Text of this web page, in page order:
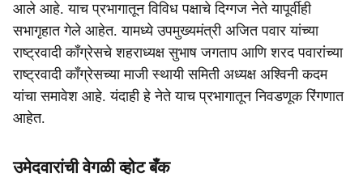
आले आहे. याच प्रभागातून विविध पक्षाचे दिग्गज नेते यापूर्वीही
सभागृहात गेले आहेत. यामध्ये उपमुख्यमंत्री अजित पवार यांच्या
राष्ट्रवादी काँग्रेसचे शहराध्यक्ष सुभाष जगताप आणि शरद पवारांच्या
राष्ट्रवादी काँग्रेसच्या माजी स्थायी समिती अध्यक्ष अश्विनी कदम
यांचा समावेश आहे. यंदाही हे नेते याच प्रभागातून निवडणूक रिंगणात
आहेत.
उमेदवारांची वेगळी व्होट बँक